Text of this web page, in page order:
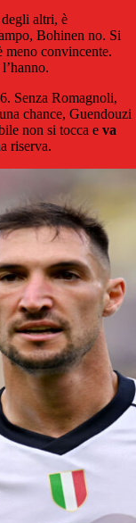
altri, è
Bohinen no. Si
meno convincente.
Senza Romagnoli,
chance, Guendouzi
non si tocca e va
riserva.